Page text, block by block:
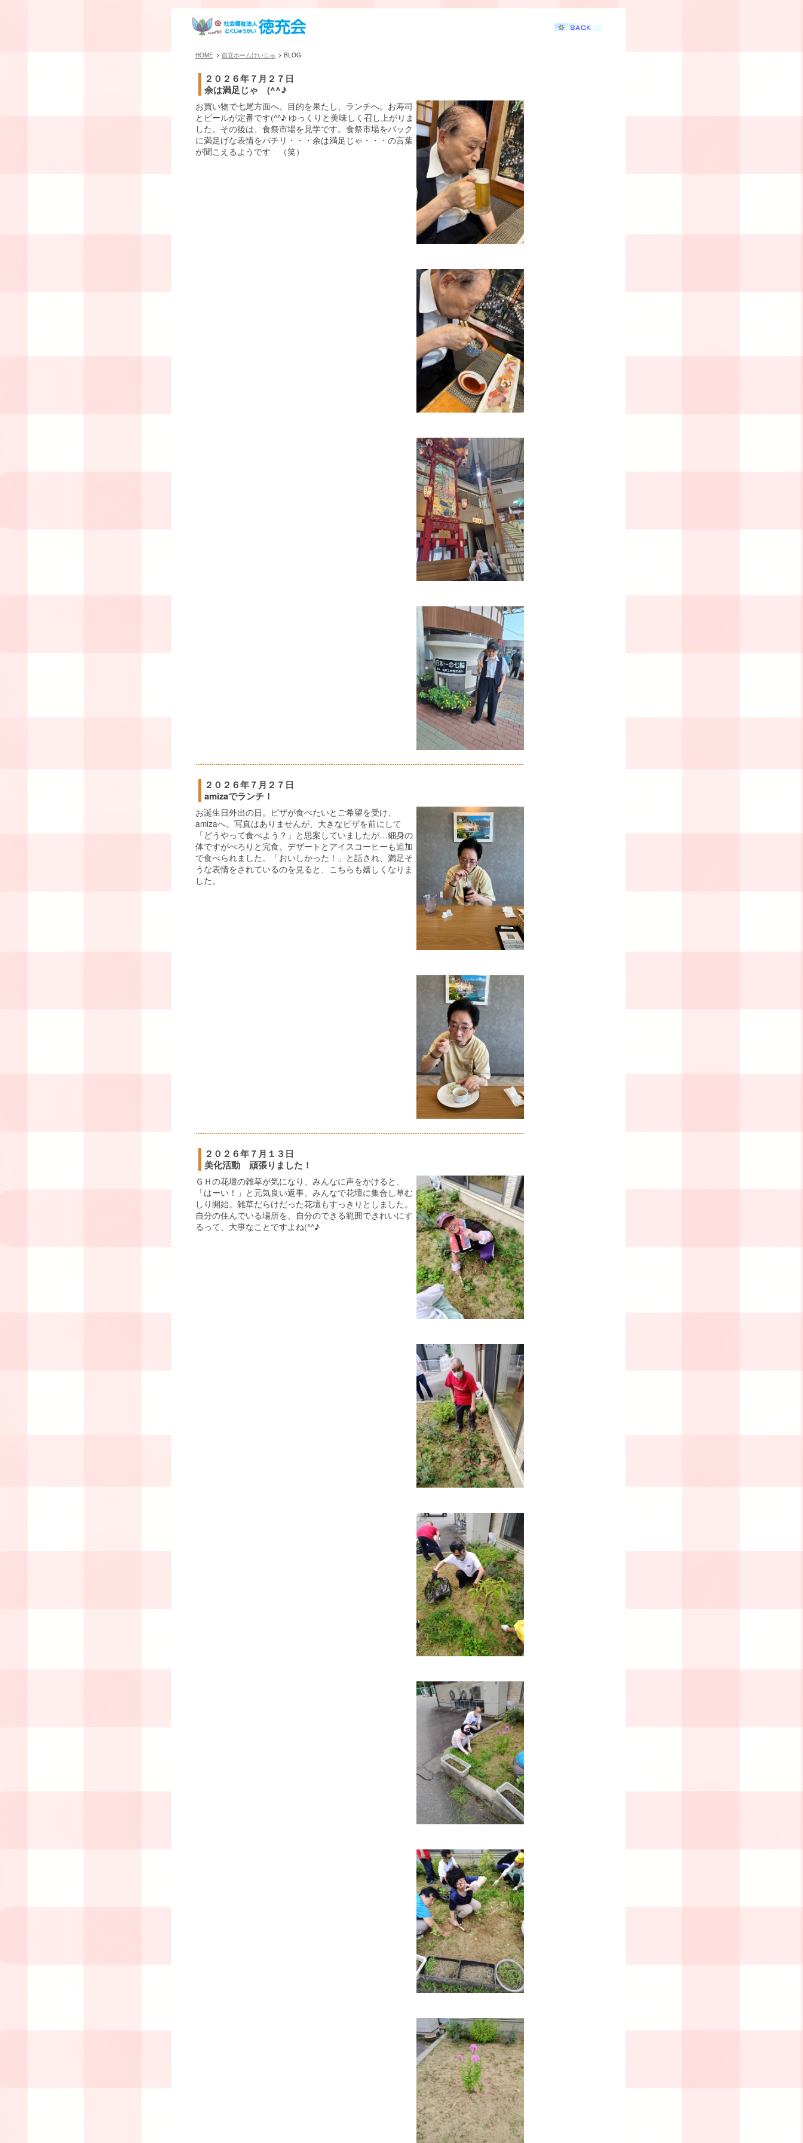
HOME 自立ホームけいじゅ BLOG
２０２６年７月２７日
余は満足じゃ (^^♪
お買い物で七尾方面へ。目的を果たし、ランチへ。お寿司
とビールが定番です(^^♪ ゆっくりと美味しく召し上がりま
した。その後は、食祭市場を見学です。食祭市場をバック
に満足げな表情をパチリ・・・余は満足じゃ・・・の言葉
が聞こえるようです （笑）
２０２６年７月２７日
amizaでランチ！
お誕生日外出の日。ピザが食べたいとご希望を受け、
amizaへ。写真はありませんが、大きなピザを前にして
「どうやって食べよう？」と思案していましたが…細身の
体ですがぺろりと完食。デザートとアイスコーヒーも追加
で食べられました。「おいしかった！」と話され、満足そ
うな表情をされているのを見ると、こちらも嬉しくなりま
した。
２０２６年７月１３日
美化活動 頑張りました！
ＧＨの花壇の雑草が気になり、みんなに声をかけると、
「はーい！」と元気良い返事。みんなで花壇に集合し草む
しり開始。雑草だらけだった花壇もすっきりとしました。
自分の住んでいる場所を、自分のできる範囲できれいにす
るって、大事なことですよね(^^♪